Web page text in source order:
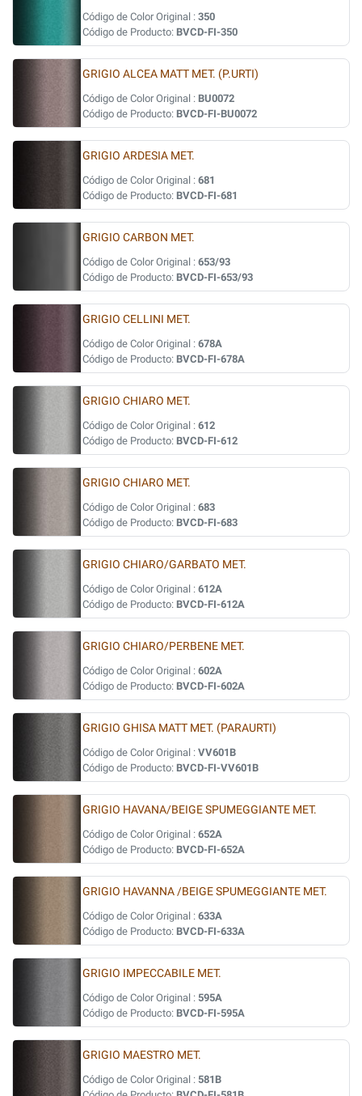
Código de Color Original : 350
Código de Producto: BVCD-FI-350
GRIGIO ALCEA MATT MET. (P.URTI)
Código de Color Original : BU0072
Código de Producto: BVCD-FI-BU0072
GRIGIO ARDESIA MET.
Código de Color Original : 681
Código de Producto: BVCD-FI-681
GRIGIO CARBON MET.
Código de Color Original : 653/93
Código de Producto: BVCD-FI-653/93
GRIGIO CELLINI MET.
Código de Color Original : 678A
Código de Producto: BVCD-FI-678A
GRIGIO CHIARO MET.
Código de Color Original : 612
Código de Producto: BVCD-FI-612
GRIGIO CHIARO MET.
Código de Color Original : 683
Código de Producto: BVCD-FI-683
GRIGIO CHIARO/GARBATO MET.
Código de Color Original : 612A
Código de Producto: BVCD-FI-612A
GRIGIO CHIARO/PERBENE MET.
Código de Color Original : 602A
Código de Producto: BVCD-FI-602A
GRIGIO GHISA MATT MET. (PARAURTI)
Código de Color Original : VV601B
Código de Producto: BVCD-FI-VV601B
GRIGIO HAVANA/BEIGE SPUMEGGIANTE MET.
Código de Color Original : 652A
Código de Producto: BVCD-FI-652A
GRIGIO HAVANNA /BEIGE SPUMEGGIANTE MET.
Código de Color Original : 633A
Código de Producto: BVCD-FI-633A
GRIGIO IMPECCABILE MET.
Código de Color Original : 595A
Código de Producto: BVCD-FI-595A
GRIGIO MAESTRO MET.
Código de Color Original : 581B